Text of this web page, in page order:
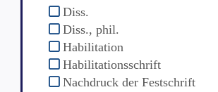
Diss.
Diss., phil.
Habilitation
Habilitationsschrift
Nachdruck der Festschrift